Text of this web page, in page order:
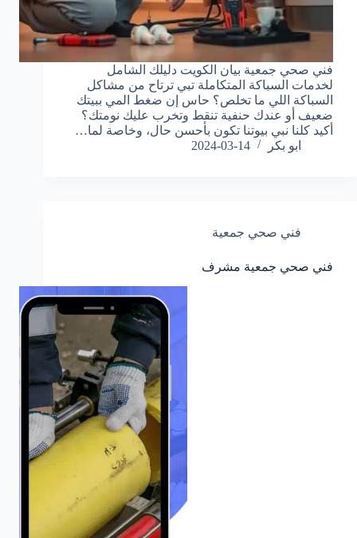
فني صحي جمعية بيان الكويت دليلك الشامل
لخدمات السباكة المتكاملة تبي ترتاح من مشاكل
السباكة اللي ما تخلص؟ حاس إن ضغط المي ببيتك
ضعيف أو عندك حنفية تنقط وتخرب عليك نومتك؟
أكيد كلنا نبي بيوتنا تكون بأحسن حال، وخاصة لما…
ابو بكر
2024-03-14
فني صحي جمعية
فني صحي جمعية مشرف